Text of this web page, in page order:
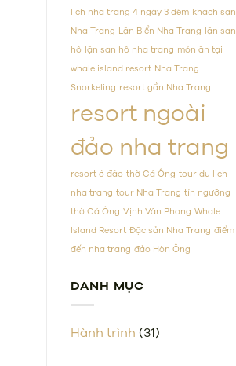
lịch nha trang 4 ngày 3 đêm khách sạn
Nha Trang Lặn Biển Nha Trang
lặn san
hô
lặn san hô nha trang món ăn tại
whale island resort Nha Trang
Snorkeling resort gần Nha Trang
resort ngoài
đảo nha trang
resort ở đảo thờ Cá Ông tour du lịch
nha trang tour Nha Trang tín ngưỡng
thờ Cá Ông Vịnh Vân Phong Whale
Island Resort Đặc sản Nha Trang điểm
đến nha trang đảo Hòn Ông
DANH MỤC
Hành trình (31)